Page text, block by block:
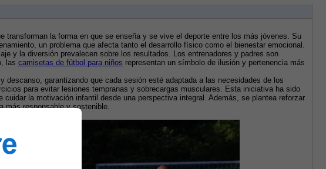
transforman la forma en que se enseña y se vive el deporte entre los más jóvenes. Su
un problema que afecta tanto el desarrollo físico como el bienestar emocional.
y la diversión prevalecen sobre los resultados. Los entrenadores y padres son
las camisetas de fútbol para niños representan un símbolo de ilusión y pertenencia más
descanso, garantizando que cada sesión esté adaptada a las necesidades de los
para evitar lesiones tempranas y sobrecargas musculares. Esta iniciativa ha sido
la motivación infantil desde una perspectiva integral. Además, se plantea reforzar
más responsable y sostenible.